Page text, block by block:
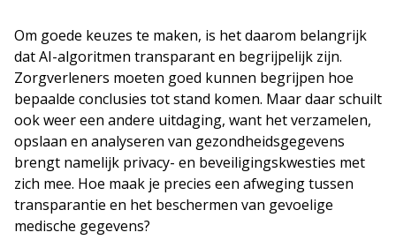
Om goede keuzes te maken, is het daarom belangrijk
dat AI-algoritmen transparant en begrijpelijk zijn.
Zorgverleners moeten goed kunnen begrijpen hoe
bepaalde conclusies tot stand komen. Maar daar schuilt
ook weer een andere uitdaging, want het verzamelen,
opslaan en analyseren van gezondheidsgegevens
brengt namelijk privacy- en beveiligingskwesties met
zich mee. Hoe maak je precies een afweging tussen
transparantie en het beschermen van gevoelige
medische gegevens?